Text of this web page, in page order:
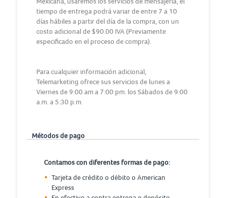
tiempo de entrega podrá variar de entre 7 a 10
días hábiles a partir del día de la compra, con un
costo adicional de $90.00 IVA (Previamente
especificado en el proceso de compra).
Para cualquier información adicional,
Telemarketing ofrece sus servicios de lunes a
Viernes de 9:00 am a 7:00 pm. los Sábados de 9:00
a.m. a 5:30 p.m.
Métodos de pago
Contamos con diferentes formas de pago:
Tarjeta de crédito o débito o American
Express